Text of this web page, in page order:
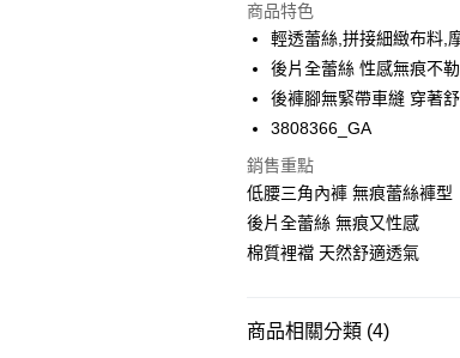
LINE Pay
Apple Pay
悠遊付
Google Pay
全盈+PAY
相關說明
商品特色
輕透蕾絲,拼接細緻布料,
後片全蕾絲 性感無痕不
後褲腳無緊帶車縫 穿著
3808366_GA
銷售重點
低腰三角內褲 無痕蕾絲褲型
後片全蕾絲 無痕又性感
棉質裡襠 天然舒適透氣
商品相關分類 (4)